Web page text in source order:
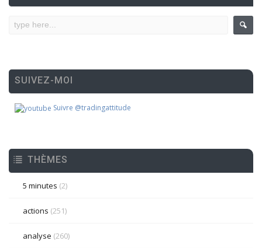
SUIVEZ-MOI
Suivre @tradingattitude
THÈMES
5 minutes (2)
actions (251)
analyse (260)